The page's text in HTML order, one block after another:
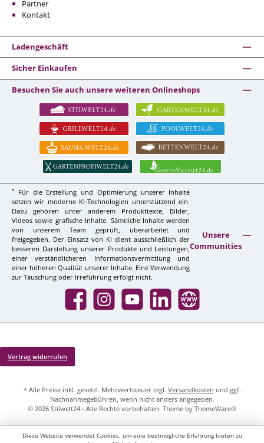
Partner
Kontakt
Ladengeschäft
Sicher Einkaufen
Besuchen Sie auch unsere weiteren Onlineshops
*
Für die Erstellung und Optimierung unserer Inhalte
setzen wir moderne KI-Technologien unterstützend ein.
Dazu gehören unter anderem Produkttexte, Bilder,
Videos sowie grafische Inhalte. Sämtliche Inhalte werden
von unserem Team geprüft, überarbeitet und
freigegeben. Der Einsatz von KI dient ausschließlich der
besseren Darstellung unserer Produkte und Leistungen,
einer verständlicheren Informationsvermittlung und
einer höheren Qualität unserer Inhalte. Eine Verwendung
zur Täuschung oder Irreführung erfolgt nicht.
Unsere
Communities
Facebook InstagramYouTube LinkedIn Website
Vertrag widerrufen
* Alle Preise inkl. gesetzl. Mehrwertsteuer zzgl. Versandkosten und ggf.
Nachnahmegebühren, wenn nicht anders angegeben.
© 2026 Stilwelt24 - Alle Rechte vorbehalten. Theme by ThemeWare®
Diese Website verwendet Cookies, um eine bestmögliche Erfahrung bieten zu